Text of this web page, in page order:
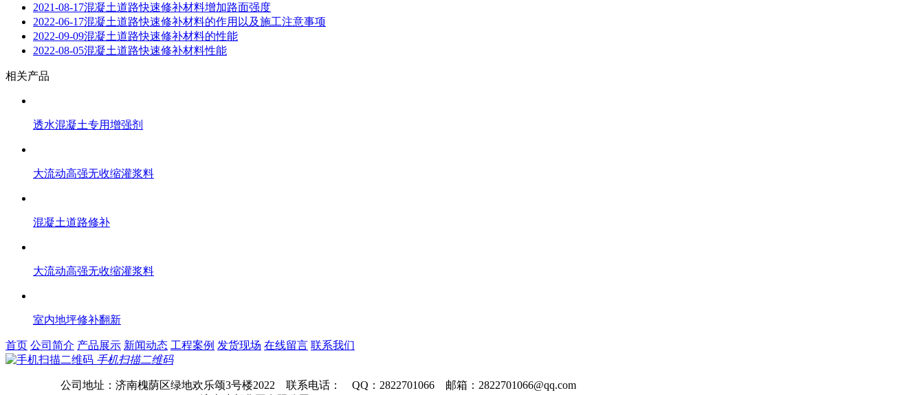
2021-08-17混凝土道路快速修补材料增加路面强度
2022-06-17混凝土道路快速修补材料的作用以及施工注意事项
2022-09-09混凝土道路快速修补材料的性能
2022-08-05混凝土道路快速修补材料性能
相关产品
透水混凝土专用增强剂
大流动高强无收缩灌浆料
混凝土道路修补
大流动高强无收缩灌浆料
室内地坪修补翻新
首页 公司简介 产品展示 新闻动态 工程案例 发货现场 在线留言 联系我们
手机扫描二维码
公司地址：济南槐荫区绿地欢乐颂3号楼2022 联系电话： QQ：2822701066 邮箱：2822701066@qq.com